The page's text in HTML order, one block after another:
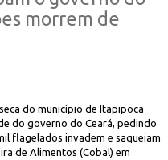
morrem de
do município de Itapipoca
do governo do Ceará, pedindo
flagelados invadem e saqueiam
de Alimentos (Cobal) em